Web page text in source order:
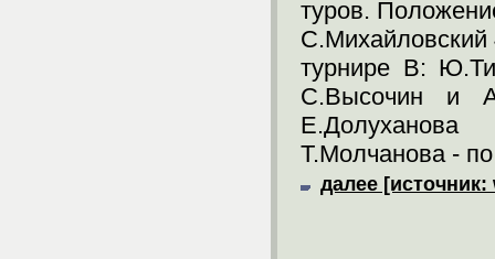
туров.
турнире В:
С.Высочин и
Т.Молчанова -
далее